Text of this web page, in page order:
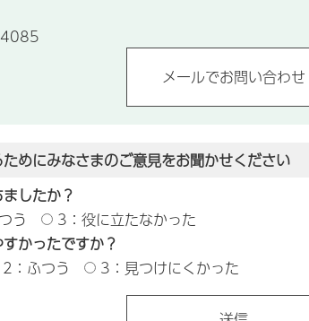
めにみなさまのご意見をお聞かせください
したか？
う
3：役に立たなかった
かったですか？
2：ふつう 3：見つけにくかった